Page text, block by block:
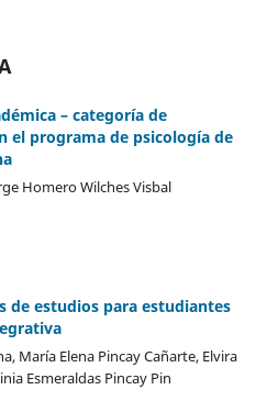
– categoría de
el programa de psicología de
Homero Wilches Visbal
de estudios para estudiantes
María Elena Pincay Cañarte, Elvira
Esmeraldas Pincay Pin